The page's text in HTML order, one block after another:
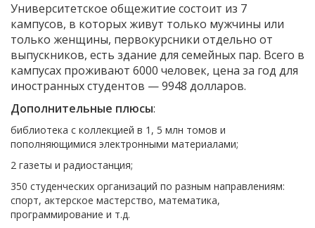
Университетское общежитие состоит из 7
кампусов, в которых живут только мужчины или
только женщины, первокурсники отдельно от
выпускников, есть здание для семейных пар. Всего в
кампусах проживают 6000 человек, цена за год для
иностранных студентов — 9948 долларов.
Дополнительные плюсы:
библиотека с коллекцией в 1, 5 млн томов и
пополняющимися электронными материалами;
2 газеты и радиостанция;
350 студенческих организаций по разным направлениям:
спорт, актерское мастерство, математика,
программирование и т.д.